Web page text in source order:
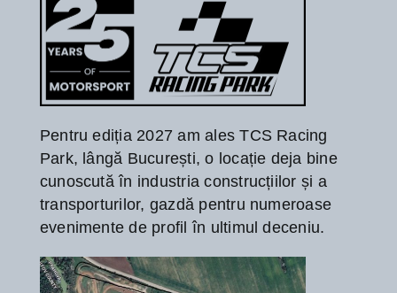
Pentru ediția 2027 am ales TCS Racing
Park, lângă București, o locație deja bine
cunoscută în industria construcțiilor și a
transporturilor, gazdă pentru numeroase
evenimente de profil în ultimul deceniu.